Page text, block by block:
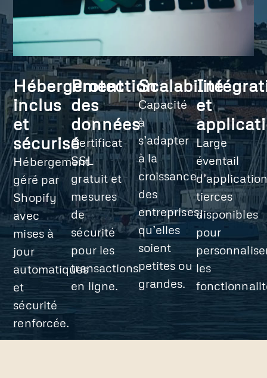
Hébergement
inclus
et
sécurisé
Hébergement
géré par
Shopify
avec
mises à
jour
automatiques
et
sécurité
renforcée.
Protection
des
données
Certificat
SSL
gratuit et
mesures
de
sécurité
pour les
transactions
en ligne.
Scalabilité
Capacité
à
s’adapter
à la
croissance
des
entreprises,
qu’elles
soient
petites ou
grandes.
et
Large
éventail
tierces
disponibles
pour
les